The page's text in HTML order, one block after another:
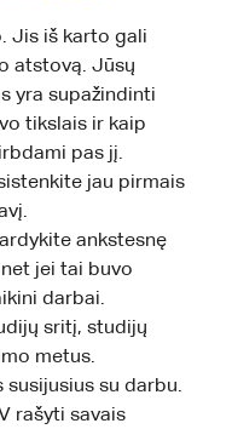
Jis iš karto gali
atstovą. Jūsų
yra supažindinti
tikslais ir kaip
pas jį.
jau pirmais
ankstesnę
jei tai buvo
darbai.
sritį, studijų
metus.
susijusius su darbu.
rašyti savais